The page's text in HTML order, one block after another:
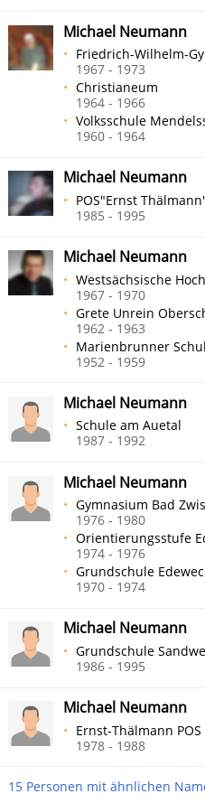
Michael Neumann
Friedrich-Wilhelm-
1967 - 1973
Christianeum
1964 - 1966
Volksschule
1960 - 1964
Michael Neumann
POS"Ernst
1985 - 1995
Michael Neumann
Westsächsische
1967 - 1970
Grete Unrein
1962 - 1963
Marienbrunner
1952 - 1959
Michael Neumann
Schule am Auetal
1987 - 1992
Michael Neumann
Gymnasium Bad
1976 - 1980
Orientierungsstufe
1974 - 1976
Grundschule
1970 - 1974
Michael Neumann
Grundschule
1986 - 1995
Michael Neumann
Ernst-Thälmann POS
1978 - 1988
15 Personen mit ähnlichen